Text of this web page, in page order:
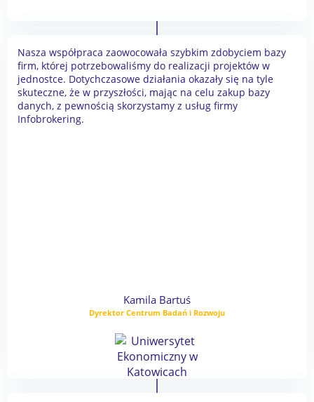
Nasza współpraca zaowocowała szybkim zdobyciem bazy
firm, której potrzebowaliśmy do realizacji projektów w
jednostce. Dotychczasowe działania okazały się na tyle
skuteczne, że w przyszłości, mając na celu zakup bazy
danych, z pewnością skorzystamy z usług firmy
Infobrokering.
Kamila Bartuś
Dyrektor Centrum Badań i Rozwoju